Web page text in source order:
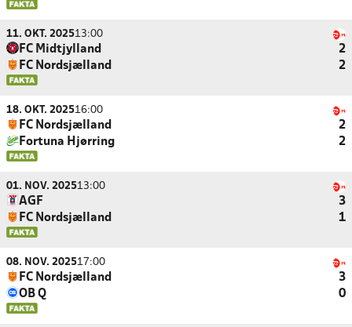
11. OKT. 202513:00
FC Midtjylland
2
FC Nordsjælland
2
18. OKT. 202516:00
FC Nordsjælland
2
Fortuna Hjørring
2
01. NOV. 202513:00
AGF
3
FC Nordsjælland
1
08. NOV. 202517:00
FC Nordsjælland
3
OB Q
0